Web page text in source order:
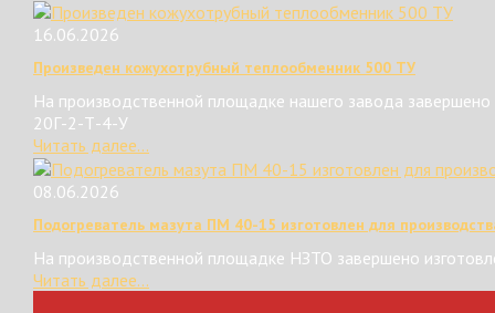
16.06.2026
Произведен кожухотрубный теплообменник 500 ТУ
На производственной площадке нашего завода
20Г-2-Т-4-У
Читать далее...
08.06.2026
Подогреватель мазута ПМ 40-15 изготовлен для
На производственной площадке НЗТО завершено
Читать далее...